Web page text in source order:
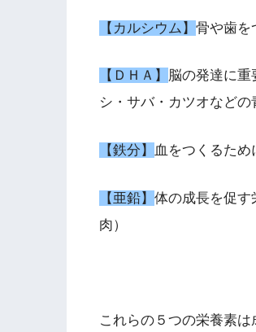
【カルシウム】 骨や歯を
【ＤＨＡ】 脳の発達に重
シ・サバ・カツオなどの
【鉄分】 血をつくるため
【亜鉛】 体の成長を促す
肉）
これらの５つの栄養素は